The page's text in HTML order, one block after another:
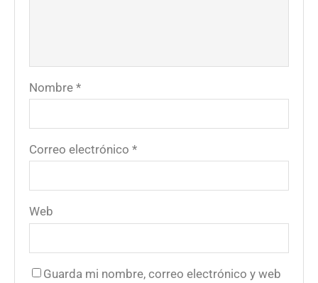
Nombre *
Correo electrónico *
Web
Guarda mi nombre, correo electrónico y web